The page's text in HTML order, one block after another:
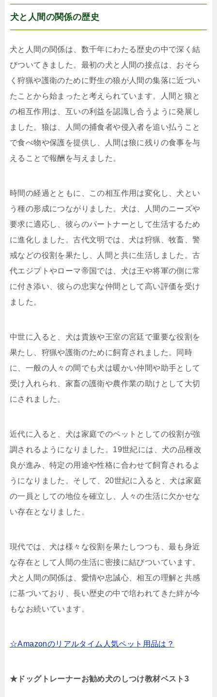
犬と人間の関係の歴史
犬と人間の関係は、数千年にわたる歴史の中で深く結
びついてきました。最初の犬と人間の接点は、おそら
く狩猟や護衛のために野生の狼が人間の集落に近づい
たことから始まったと考えられています。人間と狼と
の相互作用は、互いの利益を認識し合うように発展し
ました。狼は、人間の捕食者や侵入者を追い払うこと
で食べ物や保護を提供し、人間は狼に残りの食事を与
えることで報酬を与えました。
時間の経過とともに、この相互作用は変化し、犬とい
う種の形成につながりました。犬は、人間のニーズや
要求に適応し、彼らのパートナーとして生活するため
に進化しました。古代文明では、犬は狩猟、牧畜、警
戒などの役割を果たし、人間と共に生活しました。古
代エジプトやローマ帝国では、犬は王や将軍の側に常
に付き添い、彼らの忠実な仲間として高い評価を受け
ました。
中世に入ると、犬は貴族や王室の宮廷で重要な役割を
果たし、狩猟や護衛のために飼育されました。同時
に、一般の人々の間でも犬は暖かい仲間や助手として
受け入れられ、家畜の護衛や農作業の助けとして大切
にされました。
近代に入ると、犬は家庭でのペットとしての役割が強
調されるようになりました。19世紀には、犬の品種改
良が進み、特定の用途や性格に合わせて飼育されるよ
うになりました。そして、20世紀に入ると、犬は家庭
の一員としての地位を確立し、人々の生活に欠かせな
い存在となりました。
現代では、犬は様々な役割を果たしつつも、最も身近
な存在として人間の生活に密接に結びついています。
犬と人間の関係は、愛情や忠誠心、相互の理解と共感
に基づいており、長い歴史の中で培われてきた絆が今
もなお続いています。
☆Amazonのリアルタイム人気ペット用品は？
★ドッグトレーナーお勧め犬のしつけ教材ベスト3